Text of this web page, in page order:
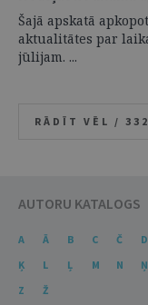
Šajā apskatā
aktualitātes par
jūlijam. ...
RĀDĪT VĒL /
AUTORU KATALOGS
A Ā B C Č D
Ķ
L Ļ M N Ņ
Z
Ž